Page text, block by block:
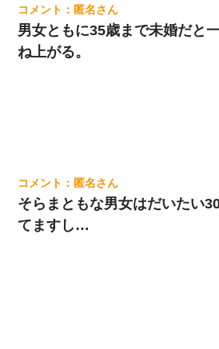
匿名
男女ともに35歳まで未婚だと
ね上がる。
匿名
そらまともな男女はだいたい
てますし…